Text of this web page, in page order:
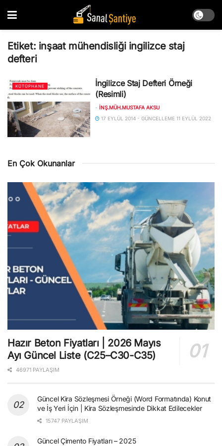
Etiket: inşaat mühendisliği ingilizce staj
defteri
KÜTÜPHANE
İngilizce Staj Defteri Örneği
(Resimli)
- İNŞ.MÜH.MUSTAFA AKSU
17 EYLÜL 2014 - GÜNCELLEME 11 EYLÜL 2022
En Çok Okunanlar
Hazır Beton Fiyatları | 2026 Mayıs
Ayı Güncel Liste (C25–C30-C35)
46971 PAYLAŞIM
Güncel Kira Sözleşmesi Örneği (Word Formatında) Konut
ve İş Yeri İçin | Kira Sözleşmesinde Dikkat Edilecekler
15747 PAYLAŞIM
Güncel Çimento Fiyatları – 2025